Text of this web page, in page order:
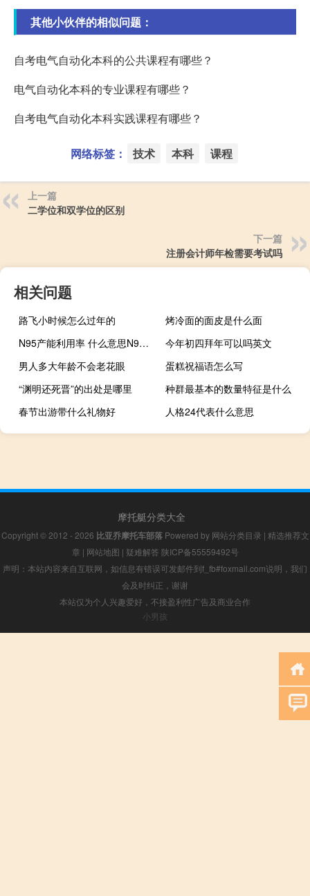
其他小伙伴的相似问题：
自考电气自动化本科的公共课程有哪些？
电气自动化本科的专业课程有哪些？
自考电气自动化本科实践课程有哪些？
网络标签： 技术 本科 课程
上一篇
二学位和双学位的区别
下一篇
注册会计师年检需要考试吗
相关问题
路飞小时候怎么过年的
烤冷面的面皮是什么面
N95产能利用率 什么意思N95口罩产能利用率多少了
今年初四拜年可以吗英文
男人多大年龄不会老花眼
蛋糕祝福语怎么写
“渊明还死晋”的出处是哪里
种群最基本的数量特征是什么
春节出游带什么礼物好
人格24代表什么意思
摩托艇分类大全
Copyright © 2012 - 2026 比亚乔摩托车部落Powered by 网站分类目录 | 精选推荐文
章 | 网站地图 | 疑难解答 陕ICP备55559492号
声明：本站内容来自互联网，如信息有错误可发邮件到f_fb#foxmail.com说明，我们
会及时纠正，谢谢
本站仅为个人兴趣爱好，不接盈利性广告及商业合作
小男孩